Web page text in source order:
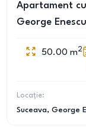
Apartament
George
50.00 m2
Locație:
Suceava, George